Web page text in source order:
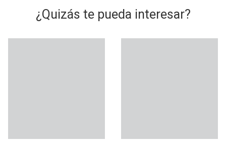
¿Quizás te pueda interesar?